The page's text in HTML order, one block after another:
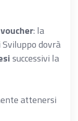
voucher: la
dovrà
successivi la
attenersi